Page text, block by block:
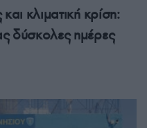
κλιματική κρίση:
δύσκολες ημέρες